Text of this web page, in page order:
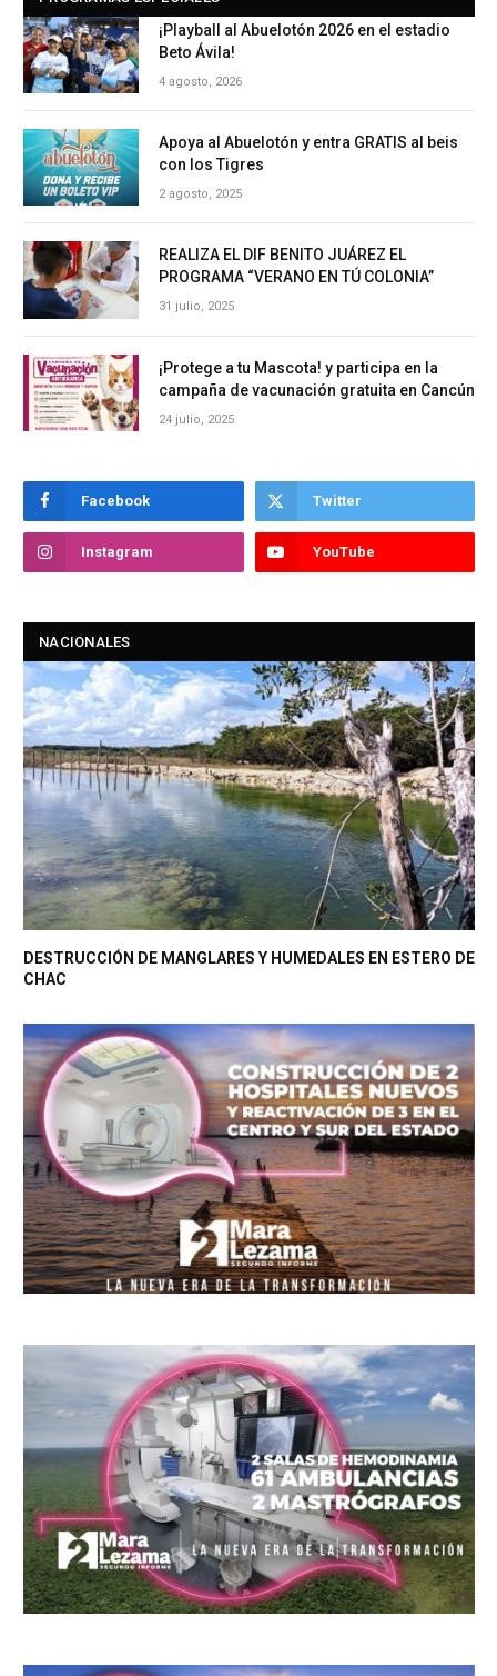
¡Playball al Abuelotón 2026 en el estadio
Beto Ávila!
4 agosto, 2026
Apoya al Abuelotón y entra GRATIS al beis
con los Tigres
2 agosto, 2025
REALIZA EL DIF BENITO JUÁREZ EL
PROGRAMA “VERANO EN TÚ COLONIA”
31 julio, 2025
¡Protege a tu Mascota! y participa en la
campaña de vacunación gratuita en Cancún
24 julio, 2025
Facebook Twitter
Instagram YouTube
NACIONALES
DESTRUCCIÓN DE MANGLARES Y HUMEDALES EN ESTERO DE
CHAC